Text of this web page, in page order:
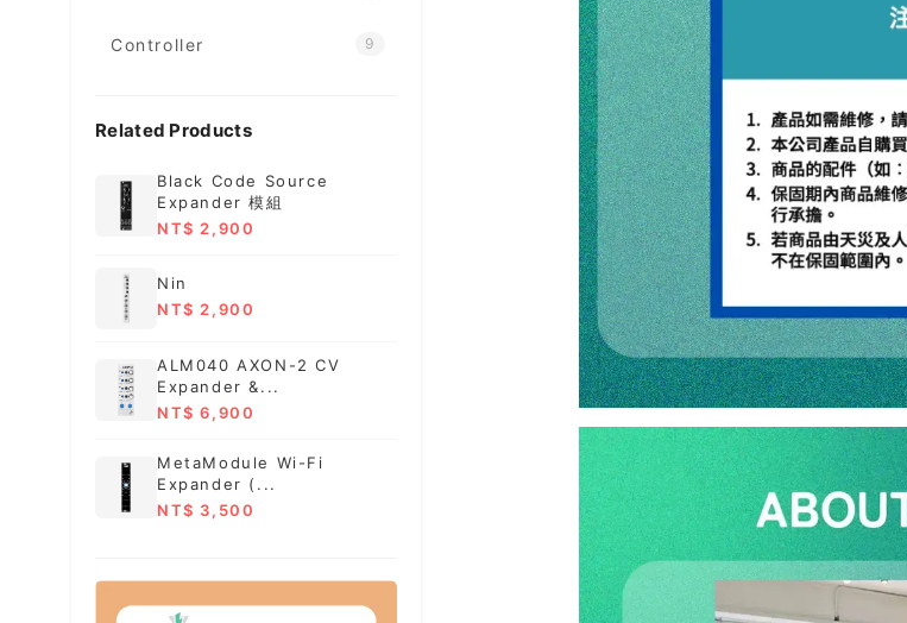
Controller 9
Related Products
Black Code Source
Expander 模組
NT$ 2,900
Nin
NT$ 2,900
ALM040 AXON-2 CV
Expander &...
NT$ 6,900
MetaModule Wi-Fi
Expander (...
NT$ 3,500